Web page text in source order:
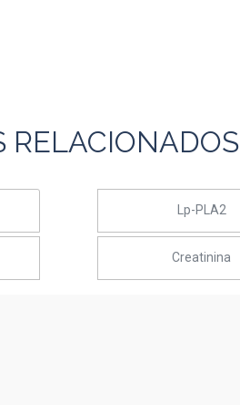
RELACIONADOS
Lp-PLA2
Creatinina